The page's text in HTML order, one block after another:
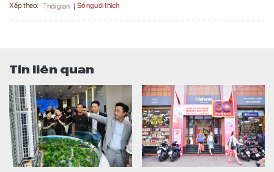
Xếp theo: Thời gian Số người thích
Tin liên quan